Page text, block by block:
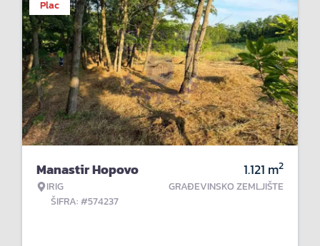
Plac
Manastir Hopovo
IRIG
ŠIFRA: #574237
1.121 m2
GRAĐEVINSKO ZEMLJIŠTE